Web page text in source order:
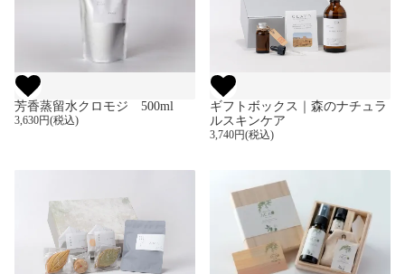
芳香蒸留水クロモジ 500ml
3,630円(税込)
ギフトボックス｜森のナチュラ
ルスキンケア
3,740円(税込)